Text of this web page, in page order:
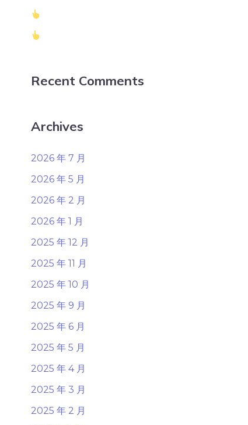
Recent Comments
Archives
2026 年 7 月
2026 年 5 月
2026 年 2 月
2026 年 1 月
2025 年 12 月
2025 年 11 月
2025 年 10 月
2025 年 9 月
2025 年 6 月
2025 年 5 月
2025 年 4 月
2025 年 3 月
2025 年 2 月